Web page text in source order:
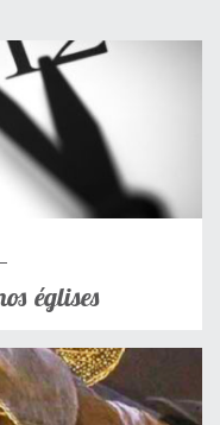
églises